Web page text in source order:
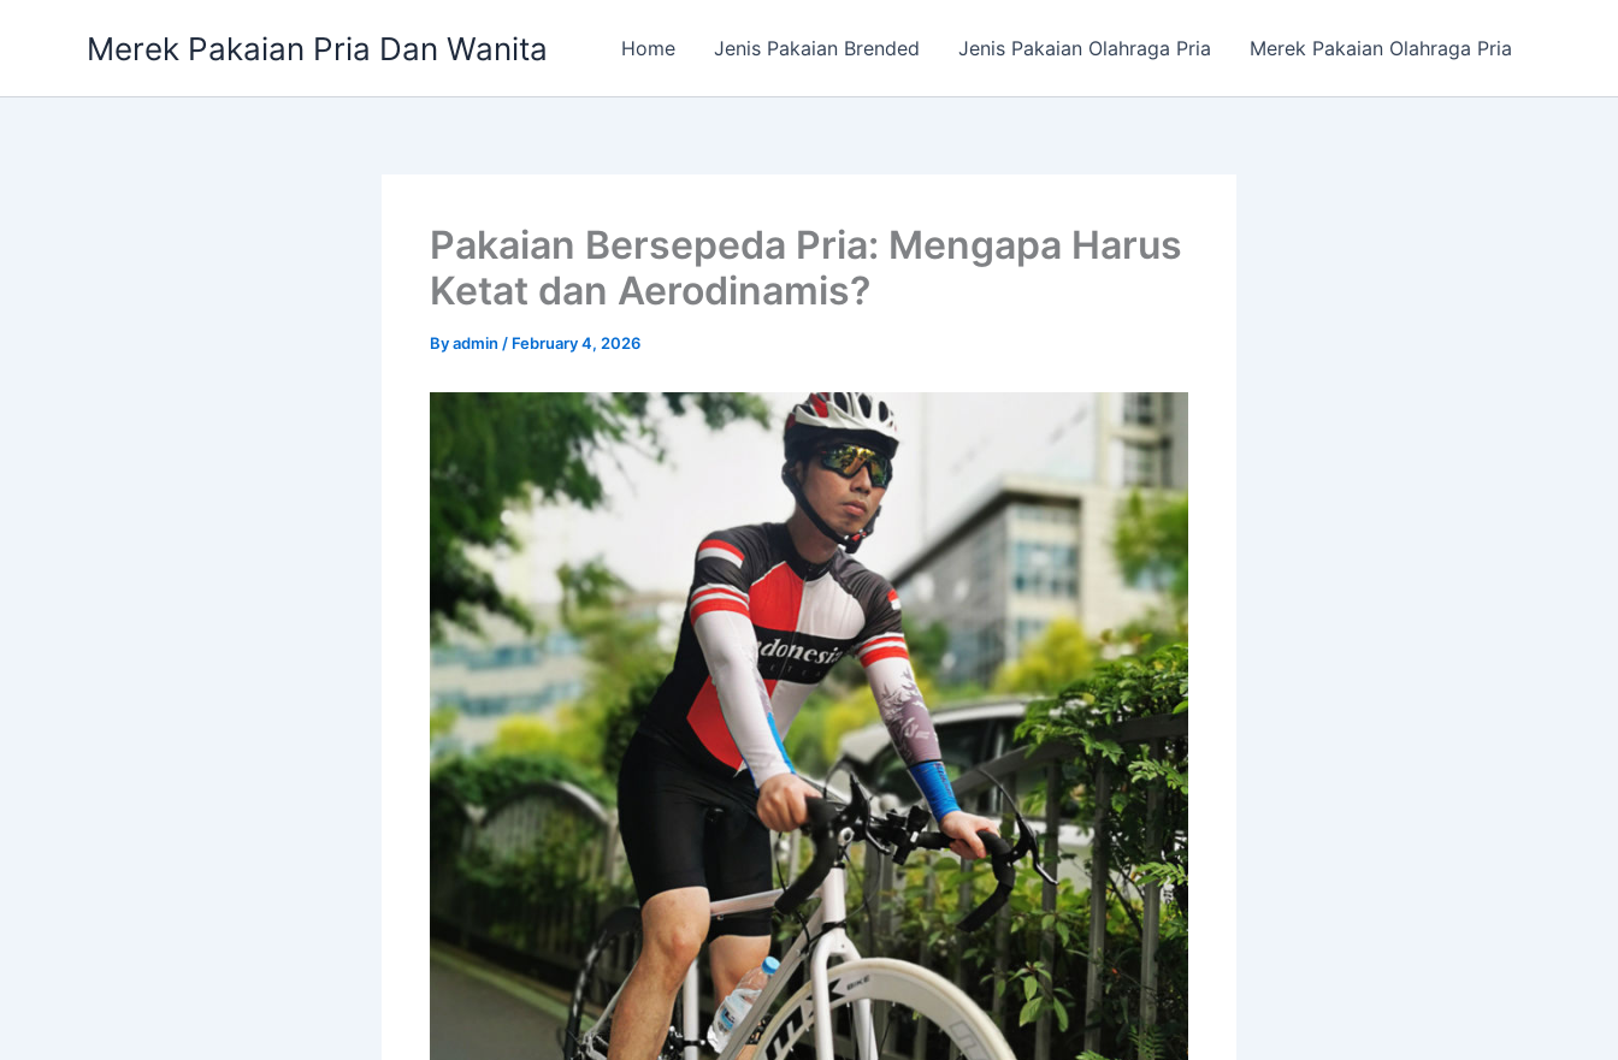
Merek Pakaian Pria Dan Wanita Home Jenis Pakaian Brended Jenis Pakaian Olahraga Pria Merek Pakaian Olahraga Pria
Pakaian Bersepeda Pria: Mengapa Harus
Ketat dan Aerodinamis?
Byadmin / February 4, 2026